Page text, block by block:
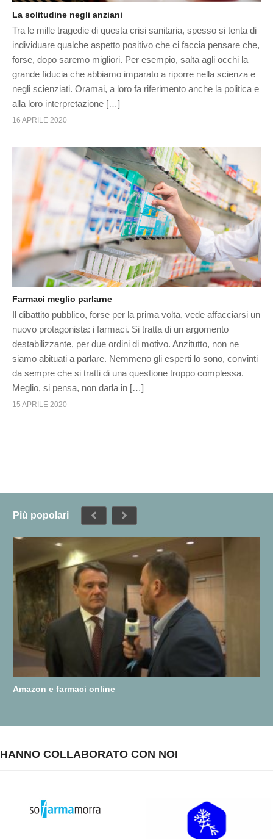
La solitudine negli anziani
Tra le mille tragedie di questa crisi sanitaria, spesso si tenta di
individuare qualche aspetto positivo che ci faccia pensare che,
forse, dopo saremo migliori. Per esempio, salta agli occhi la
grande fiducia che abbiamo imparato a riporre nella scienza e
negli scienziati. Oramai, a loro fa riferimento anche la politica e
alla loro interpretazione […]
16 APRILE 2020
Farmaci meglio parlarne
Il dibattito pubblico, forse per la prima volta, vede affacciarsi un
nuovo protagonista: i farmaci. Si tratta di un argomento
destabilizzante, per due ordini di motivo. Anzitutto, non ne
siamo abituati a parlare. Nemmeno gli esperti lo sono, convinti
da sempre che si tratti di una questione troppo complessa.
Meglio, si pensa, non darla in […]
15 APRILE 2020
Più popolari
Amazon e farmaci online
HANNO COLLABORATO CON NOI